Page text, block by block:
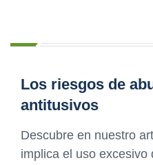
Los riesgos de
antitusivos
Descubre en nuestro
implica el uso excesivo